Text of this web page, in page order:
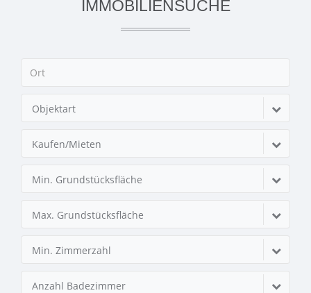
IMMOBILIENSUCHE
Objektart
Kaufen/Mieten
Min. Grundstücksfläche
Max. Grundstücksfläche
Min. Zimmerzahl
Anzahl Badezimmer